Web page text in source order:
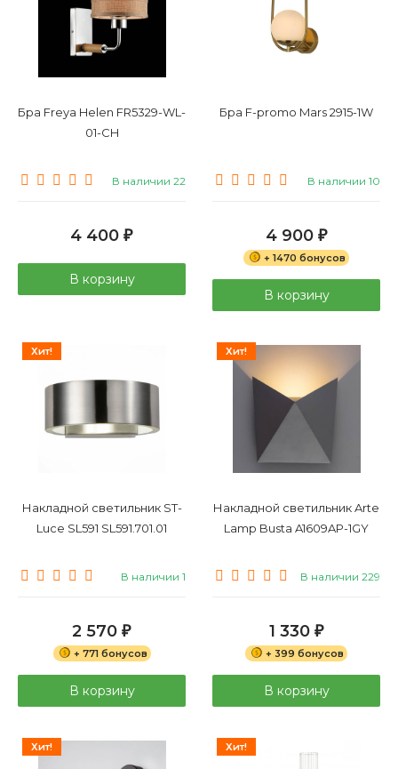
Бра Freya Helen FR5329-WL-
01-CH
В наличии 22
4 400 ₽
В корзину
Бра F-promo Mars 2915-1W
В наличии 10
4 900 ₽
+ 1470 бонусов
В корзину
Хит!
Накладной светильник ST-
Luce SL591 SL591.701.01
В наличии 1
2 570 ₽
+ 771 бонусов
В корзину
Хит!
Накладной светильник Arte
Lamp Busta A1609AP-1GY
В наличии 229
1 330 ₽
+ 399 бонусов
В корзину
Хит! Хит!